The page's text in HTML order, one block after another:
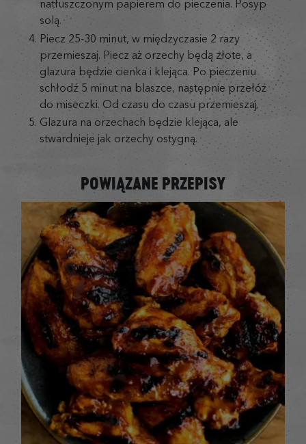
natłuszczonym papierem do pieczenia. Posyp
solą.
Piecz 25-30 minut, w międzyczasie 2 razy
przemieszaj. Piecz aż orzechy będą złote, a
glazura będzie cienka i klejąca. Po pieczeniu
schłodź 5 minut na blaszce, następnie przełóż
do miseczki. Od czasu do czasu przemieszaj.
Glazura na orzechach będzie klejąca, ale
stwardnieje jak orzechy ostygną.
POWIĄZANE PRZEPISY